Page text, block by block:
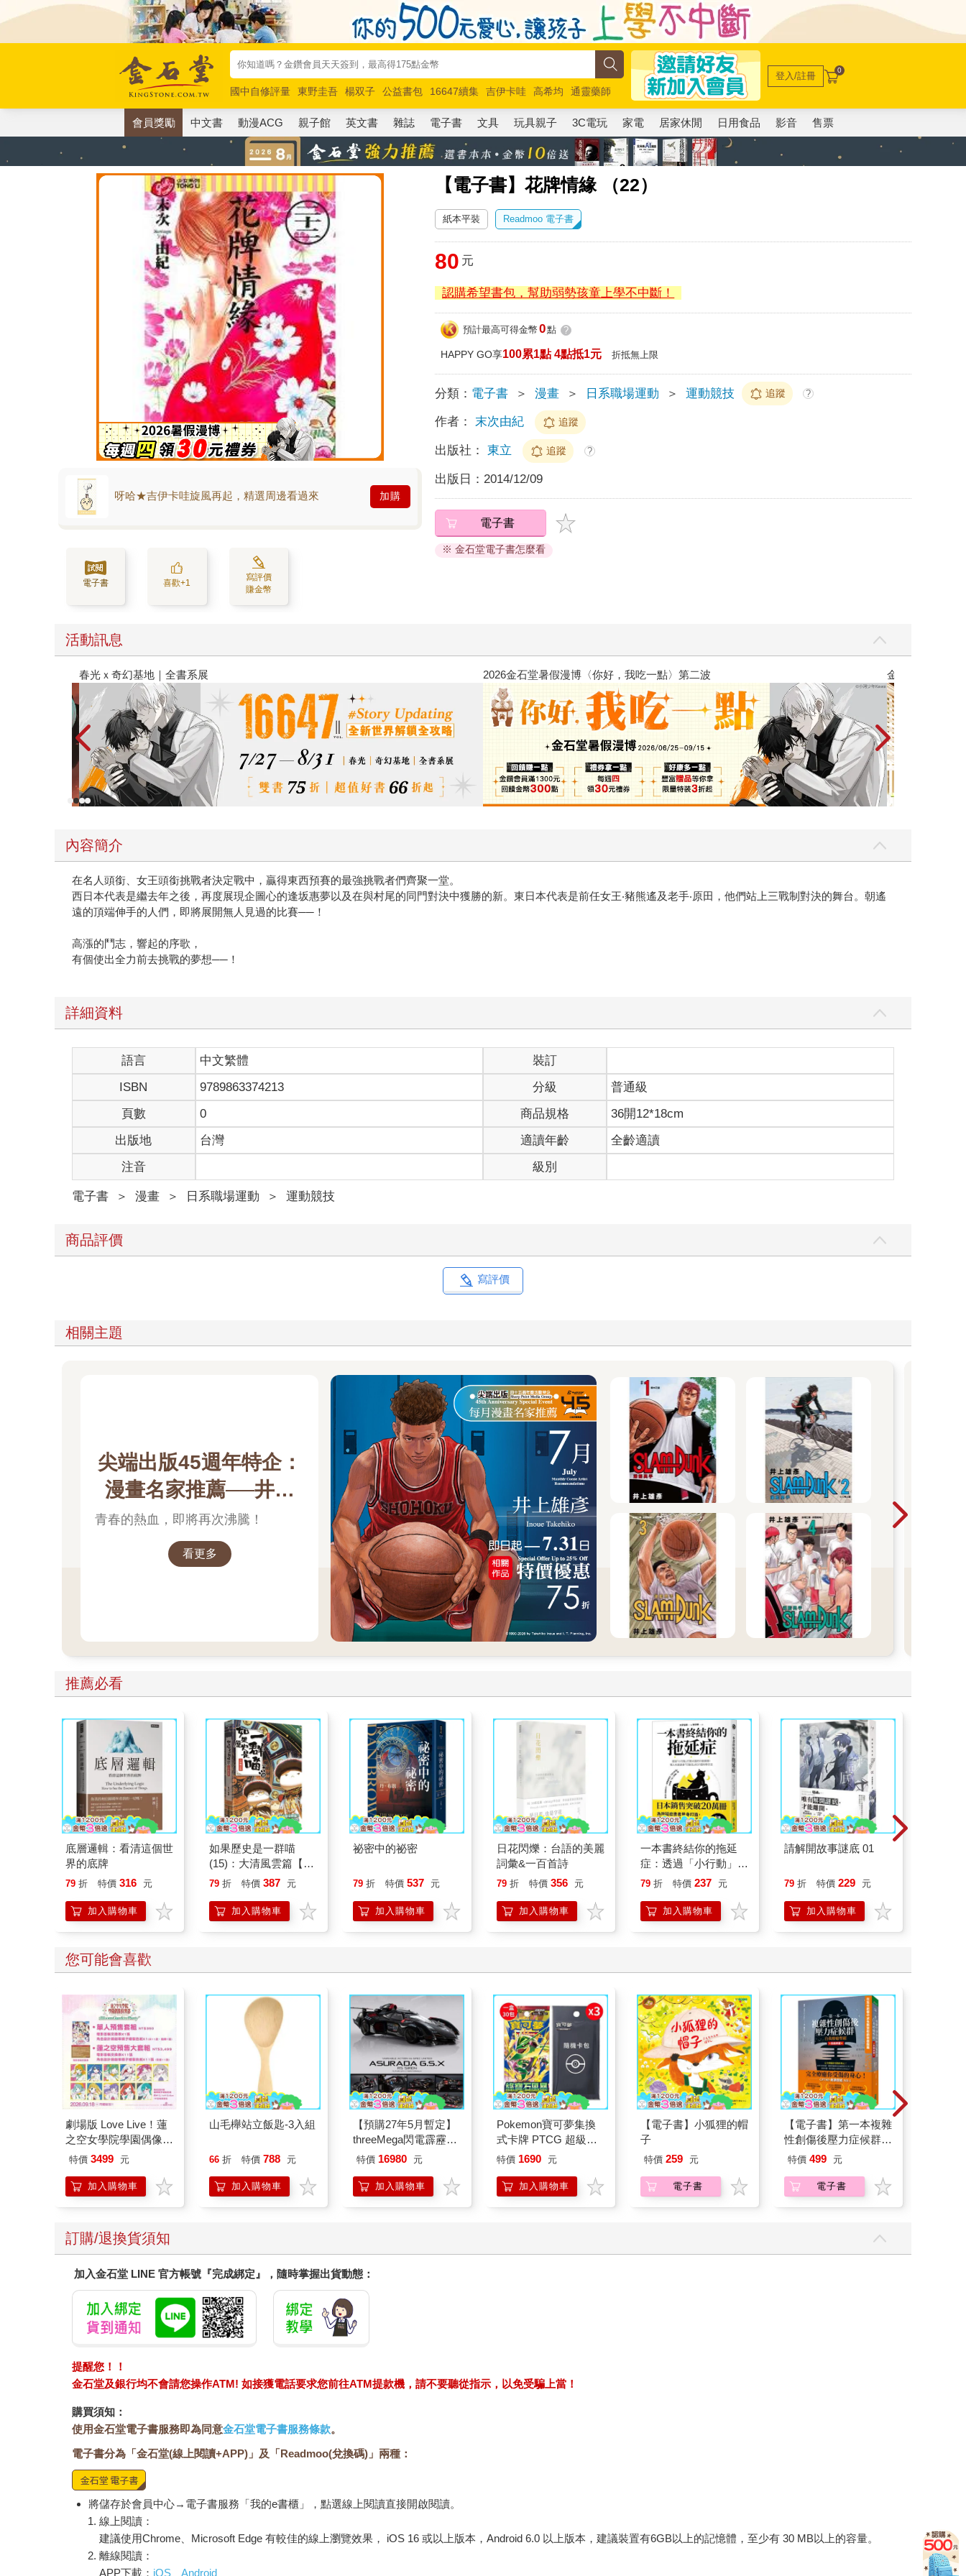
國中自修評量 東野圭吾 楊双子 公益書包 16647續集 吉伊卡哇 高希均
通靈藥師
唯紅花綻放
奧德賽 路邊攤新作 馬斯克 玩具總動員5 超慢跑
登入/註冊 0
會員獎勵 中文書 動漫ACG 親子館 英文書 雜誌 電子書 文具 玩具親子 3C電玩 家電 居家休閒 日用食品 影音 售票
【電子書】花牌情緣 （22）
呀哈★吉伊卡哇旋風再起，精選周邊看過來 加購
電子書 喜歡+1
寫評價
賺金幣
紙本平裝 Readmoo 電子書
80 元
認購希望書包，幫助弱勢孩童上學不中斷！
預計最高可得金幣 0點 ?
HAPPY GO享100累1點 4點抵1元 折抵無上限
分類： 電子書 ＞ 漫畫 ＞ 日系職場運動 ＞ 運動競技 追蹤 ?
作者： 末次由紀 追蹤
出版社： 東立 追蹤 ?
出版日： 2014/12/09
電子書
※ 金石堂電子書怎麼看
活動訊息
金石堂2026海外優惠：電子書 台灣角川2026漫畫博覽會 攻殼機動隊
內容簡介
在名人頭銜、女王頭銜挑戰者決定戰中，贏得東西預賽的最強挑戰者們齊聚一堂。
西日本代表是繼去年之後，再度展現企圖心的逢坂惠夢以及在與村尾的同門對決中獲勝的新。東日本代表是前任女王‧豬熊遙及老手‧原田，他們站上三戰制對決的舞台。朝遙
遠的頂端伸手的人們，即將展開無人見過的比賽──！
高漲的鬥志，響起的序歌，
有個使出全力前去挑戰的夢想──！
詳細資料
語言 中文繁體
裝訂
ISBN
9789863374213 分級
普通級
頁數
0 商品規格
36開12*18cm
出版地
台灣 適讀年齡
全齡適讀
注音
級別
電子書 ＞ 漫畫 ＞ 日系職場運動 ＞ 運動競技
商品評價
寫評價
相關主題
尖端出版45週年特企：
漫畫名家推薦──井上
雄彥
青春的熱血，即將再次沸騰！
看更多
推薦必看
底層邏輯：看清這個世
界的底牌
79 折 特價 316 元
加入購物車
如果歷史是一群喵
(15)：大清風雲篇【萌
貓漫畫學歷史】
79 折 特價 387 元
加入購物車
祕密中的祕密
79 折 特價 537 元
加入購物車
日花閃爍：台語的美麗
詞彙&一百首詩
79 折 特價 356 元
加入購物車
一本書終結你的拖延
症：透過「小行動」打
開大腦的行動開關，懶
的37個科學方法
79 折 特價 237 元
加入購物車
請解開故事謎底 01
79 折 特價 229 元
加入購物車
您可能會喜歡
劇場版 Love Live！蓮
之空女學院學園偶像俱
樂部 Bloom Garden
組
特價 3499 元
加入購物車
山毛櫸站立飯匙-3入組
66 折 特價 788 元
加入購物車
【預購27年5月暫定】
threeMega閃電霹靂車
VA Hi-SPEC UNITED
SIREN 黑色限定
特價 16980 元
加入購物車
Pokemon寶可夢集換
式卡牌 PTCG 超級進
化 擴充包 綠寶石風暴
特價 1690 元
加入購物車
【電子書】小狐狸的帽
子
特價 259 元
電子書
【電子書】第一本複雜
性創傷後壓力症候群自
我療癒聖經（長銷典
特價 499 元
電子書
訂購/退換貨須知
加入金石堂 LINE 官方帳號『完成綁定』，隨時掌握出貨動態：
提醒您！！
金石堂及銀行均不會請您操作ATM! 如接獲電話要求您前往ATM提款機，請不要聽從指示，以免受騙上當！
購買須知：
使用金石堂電子書服務即為同意金石堂電子書服務條款。
電子書分為「金石堂(線上閱讀+APP)」及「Readmoo(兌換碼)」兩種：
將儲存於會員中心→電子書服務「我的e書櫃」，點選線上閱讀直接開啟閱讀。
線上閱讀：
建議使用Chrome、Microsoft Edge 有較佳的線上瀏覽效果， iOS 16 或以上版本，Android 6.0 以上版本，建議裝置有6GB以上的記憶體，至少有 30 MB以上的容量。
離線閱讀：
APP下載： iOS Android